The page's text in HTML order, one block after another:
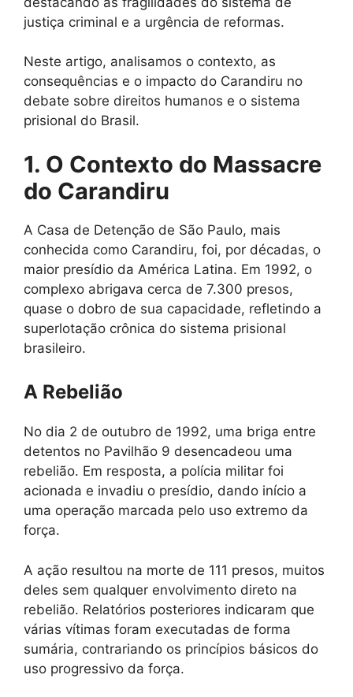
justiça criminal e a urgência de reformas.
Neste artigo, analisamos o contexto, as
consequências e o impacto do Carandiru no
debate sobre direitos humanos e o sistema
prisional do Brasil.
1. O Contexto do Massacre
do Carandiru
A Casa de Detenção de São Paulo, mais
conhecida como Carandiru, foi, por décadas, o
maior presídio da América Latina. Em 1992, o
complexo abrigava cerca de 7.300 presos,
quase o dobro de sua capacidade, refletindo a
superlotação crônica do sistema prisional
brasileiro.
A Rebelião
No dia 2 de outubro de 1992, uma briga entre
detentos no Pavilhão 9 desencadeou uma
rebelião. Em resposta, a polícia militar foi
acionada e invadiu o presídio, dando início a
uma operação marcada pelo uso extremo da
força.
A ação resultou na morte de 111 presos, muitos
deles sem qualquer envolvimento direto na
rebelião. Relatórios posteriores indicaram que
várias vítimas foram executadas de forma
sumária, contrariando os princípios básicos do
uso progressivo da força.